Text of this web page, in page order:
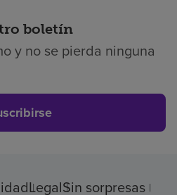
boletín
y no se pierda ninguna
LegalSin sorpresas